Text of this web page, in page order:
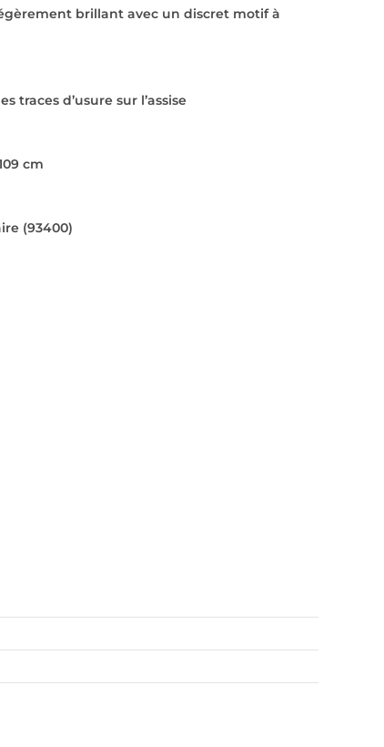
brillant avec un discret motif à
traces d’usure sur l’assise
cm
(93400)